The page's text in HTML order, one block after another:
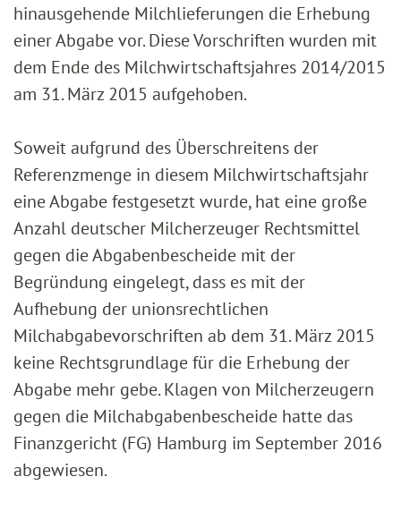
hinausgehende Milchlieferungen die Erhebung
einer Abgabe vor. Diese Vorschriften wurden mit
dem Ende des Milchwirtschaftsjahres 2014/2015
am 31. März 2015 aufgehoben.
Soweit aufgrund des Überschreitens der
Referenzmenge in diesem Milchwirtschaftsjahr
eine Abgabe festgesetzt wurde, hat eine große
Anzahl deutscher Milcherzeuger Rechtsmittel
gegen die Abgabenbescheide mit der
Begründung eingelegt, dass es mit der
Aufhebung der unionsrechtlichen
Milchabgabevorschriften ab dem 31. März 2015
keine Rechtsgrundlage für die Erhebung der
Abgabe mehr gebe. Klagen von Milcherzeugern
gegen die Milchabgabenbescheide hatte das
Finanzgericht (FG) Hamburg im September 2016
abgewiesen.